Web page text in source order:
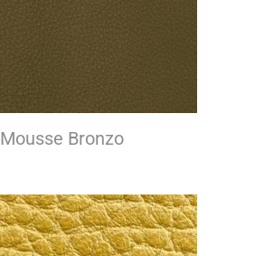
Mousse Bronzo